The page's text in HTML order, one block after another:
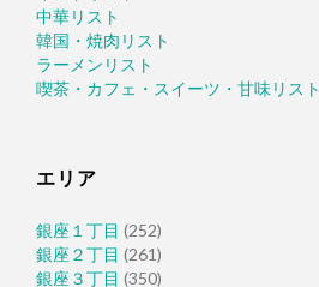
中華リスト
韓国・焼肉リスト
ラーメンリスト
喫茶・カフェ・スイーツ・甘味リスト
エリア
銀座１丁目 (252)
銀座２丁目 (261)
銀座３丁目 (350)